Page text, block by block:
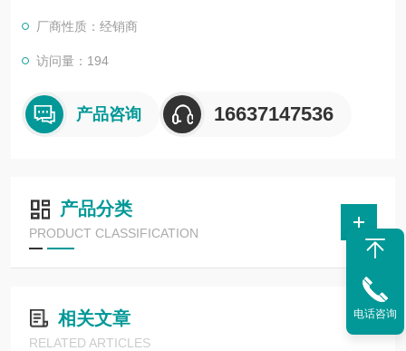
厂商性质：经销商
访问量：194
产品咨询 16637147536
产品分类
PRODUCT CLASSIFICATION
相关文章
RELATED ARTICLES
电话咨询